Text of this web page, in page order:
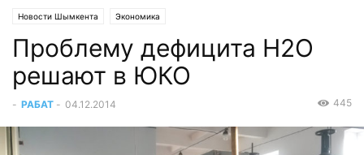
Новости Шымкента Экономика
Проблему дефицита Н2О
решают в ЮКО
- РАБАТ - 04.12.2014 445